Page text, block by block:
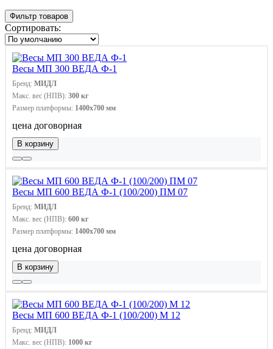
Фильтр товаров
Сортировать:
Весы МП 300 ВЕДА Ф-1
Бренд: МИДЛ
Макс. вес (НПВ): 300 кг
Размер платформы: 1400х700 мм
цена договорная
В корзину
Весы МП 600 ВЕДА Ф-1 (100/200) ПМ 07
Бренд: МИДЛ
Макс. вес (НПВ): 600 кг
Размер платформы: 1400х700 мм
цена договорная
В корзину
Весы МП 600 ВЕДА Ф-1 (100/200) М 12
Бренд: МИДЛ
Макс. вес (НПВ): 1000 кг